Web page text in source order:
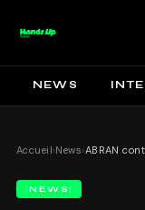
NEWS
Accueil›News›
NEWS